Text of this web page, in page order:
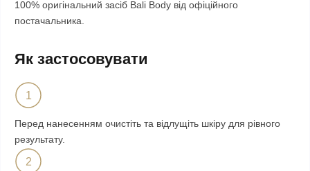
100% оригінальний засіб Bali Body від офіційного
постачальника.
Як застосовувати
1
Перед нанесенням очистіть та відлущіть шкіру для рівного
результату.
2